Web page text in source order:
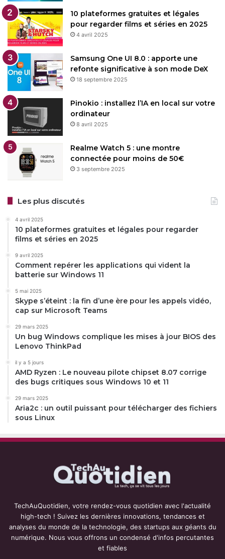
10 plateformes gratuites et légales
pour regarder films et séries en 2025
4 avril 2025
Samsung One UI 8.0 : apporte une
refonte significative à son mode DeX
18 septembre 2025
Pinokio : installez l’IA en local sur votre
ordinateur
8 avril 2025
Realme Watch 5 : une montre
connectée pour moins de 50€
3 septembre 2025
Les plus discutés
4 avril 2025
10 plateformes gratuites et légales pour regarder
films et séries en 2025
9 avril 2025
Comment repérer les applications qui vident la
batterie sur Windows 11
5 mai 2025
Skype s’éteint : la fin d’une ère pour les appels vidéo,
cap sur Microsoft Teams
29 mars 2025
Un bug Windows complique les mises à jour BIOS des
Lenovo ThinkPad
il y a 5 jours
AMD Ryzen : Le nouveau pilote chipset 8.07 corrige
des bugs critiques sous Windows 10 et 11
29 mars 2025
Aria2c : un outil puissant pour télécharger des fichiers
sous Linux
TechAuQuotidien, votre rendez-vous quotidien avec l'actualité
high-tech ! Suivez les dernières innovations, tendances et
analyses du monde de la technologie, des startups aux géants du
numérique. Nous vous offrons un condensé d'infos percutantes
et fiables